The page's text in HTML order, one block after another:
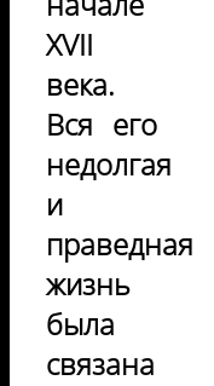
XVII
века.
Вся его
недолгая
и
праведная
жизнь
была
связана